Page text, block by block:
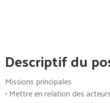
Descriptif du
Missions principales
• Mettre en relation des